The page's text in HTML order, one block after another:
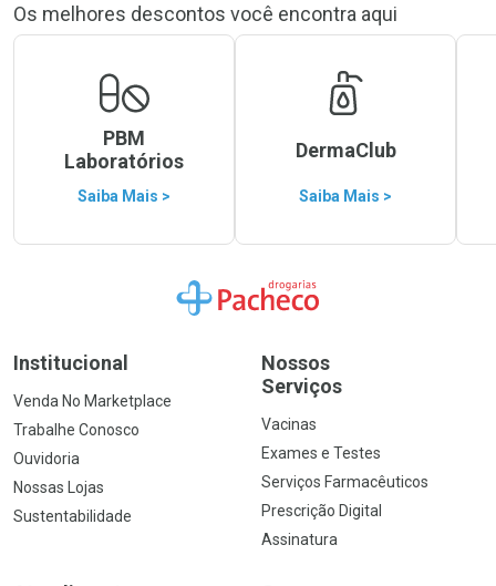
Os melhores descontos você encontra aqui
PBM
Laboratórios
Saiba Mais >
DermaClub
Saiba Mais >
Ir para a Home
Institucional
Venda No Marketplace
Trabalhe Conosco
Ouvidoria
Nossas Lojas
Sustentabilidade
Nossos
Serviços
Vacinas
Exames e Testes
Serviços Farmacêuticos
Prescrição Digital
Assinatura